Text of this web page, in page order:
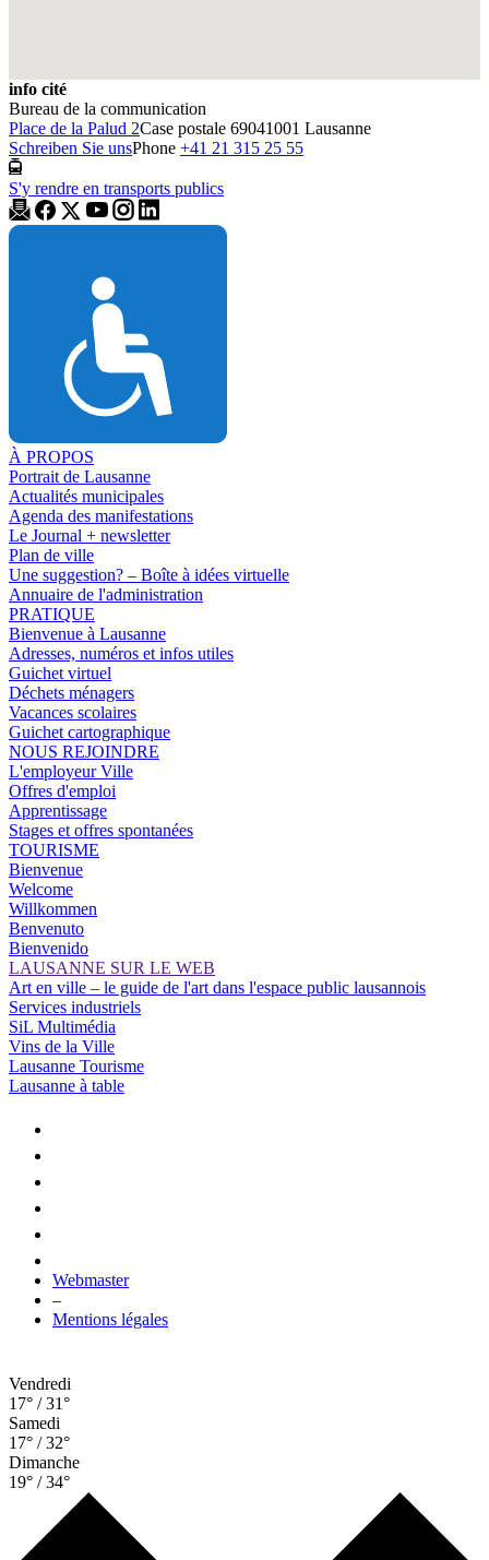
info cité
Bureau de la communication
Place de la Palud 2Case postale 69041001 Lausanne
Schreiben Sie unsPhone +41 21 315 25 55
S'y rendre en transports publics
À PROPOS
Portrait de Lausanne
Actualités municipales
Agenda des manifestations
Le Journal + newsletter
Plan de ville
Une suggestion? – Boîte à idées virtuelle
Annuaire de l'administration
PRATIQUE
Bienvenue à Lausanne
Adresses, numéros et infos utiles
Guichet virtuel
Déchets ménagers
Vacances scolaires
Guichet cartographique
NOUS REJOINDRE
L'employeur Ville
Offres d'emploi
Apprentissage
Stages et offres spontanées
TOURISME
Bienvenue
Welcome
Willkommen
Benvenuto
Bienvenido
LAUSANNE SUR LE WEB
Art en ville – le guide de l'art dans l'espace public lausannois
Services industriels
SiL Multimédia
Vins de la Ville
Lausanne Tourisme
Lausanne à table
Webmaster
–
Mentions légales
Vendredi
17° / 31°
Samedi
17° / 32°
Dimanche
19° / 34°